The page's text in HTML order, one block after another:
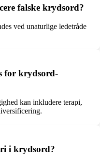
falske krydsord?
ved unaturlige ledetråde
for krydsord-
kan inkludere terapi,
i krydsord?